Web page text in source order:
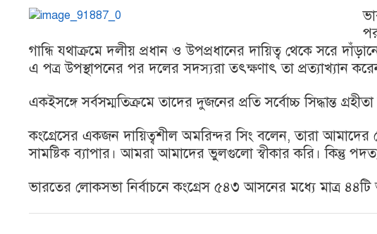
গান্ধি যথাক্রমে দলীয় প্রধান ও উপপ্রধানের দায়িত্ব থেকে সরে
এ পত্র উপস্থাপনের পর দলের সদস্যরা তৎক্ষণাৎ তা প্রত্যাখ্যান
একইসঙ্গে সর্বসম্মতিক্রমে তাদের দুজনের প্রতি সর্বোচ্চ সিদ্ধান্ত
কংগ্রেসের একজন দায়িত্বশীল অমরিন্দর সিং বলেন, তারা আমাদের
সামষ্টিক ব্যাপার। আমরা আমাদের ভুলগুলো স্বীকার করি। কিন্তু
ভারতের লোকসভা নির্বাচনে কংগ্রেস ৫৪৩ আসনের মধ্যে মাত্র